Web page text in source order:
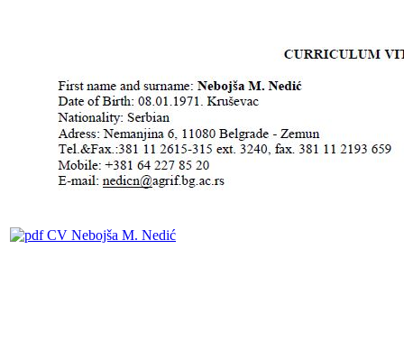
CV Nebojša M. Nedić